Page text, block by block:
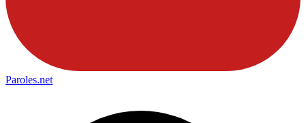
Paroles.net